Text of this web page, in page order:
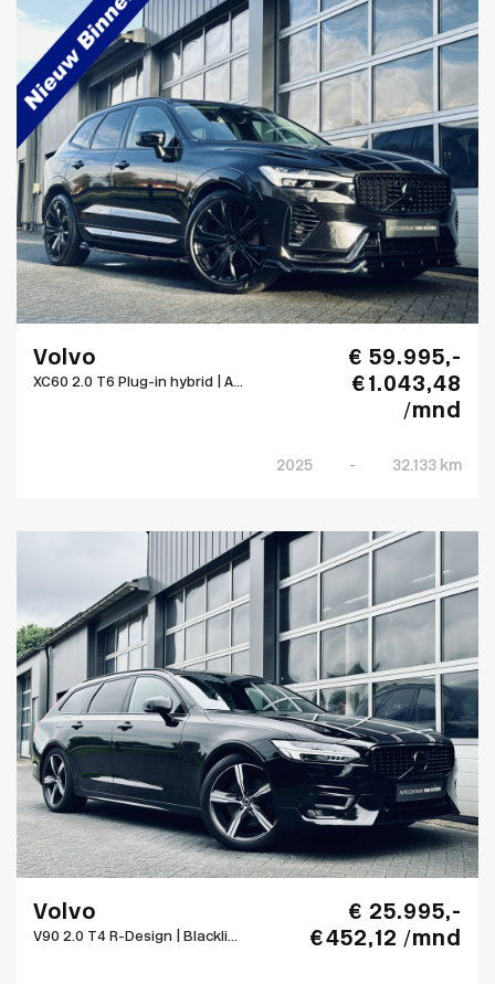
Volvo
XC60 2.0 T6 Plug-in hybrid | A...
€ 59.995,-
€ 1.043,48
/mnd
2025 - 32.133 km
Volvo
V90 2.0 T4 R-Design | Blackli...
€ 25.995,-
€ 452,12 /mnd